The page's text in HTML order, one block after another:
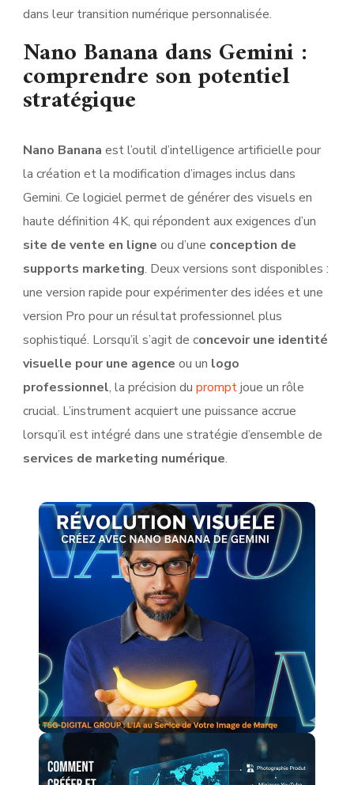
dans leur transition numérique personnalisée.
Nano Banana dans Gemini :
comprendre son potentiel
stratégique
Nano Bananaest l’outil d’intelligence artificielle pour
la création et la modification d’images inclus dans
Gemini. Ce logiciel permet de générer des visuels en
haute définition 4K, qui répondent aux exigences d’un
site de vente en ligne ou d’une conception de
supports marketing. Deux versions sont disponibles :
une version rapide pour expérimenter des idées et une
version Pro pour un résultat professionnel plus
sophistiqué. Lorsqu’il s’agit de concevoir une identité
visuelle pour une agence ou un logo
professionnel, la précision dupromptjoue un rôle
crucial. L’instrument acquiert une puissance accrue
lorsqu’il est intégré dans une stratégie d’ensemble de
services de marketing numérique.